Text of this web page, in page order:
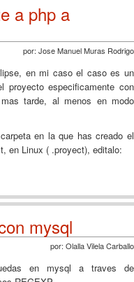
a php a
por: Jose Manuel Muras Rodrigo
en mi caso el caso es un
proyecto especificamente con
tarde, al menos en modo
en la que has creado el
en Linux ( .proyect), editalo:
mysql
por: Olalla Vilela Carballo
en mysql a traves de